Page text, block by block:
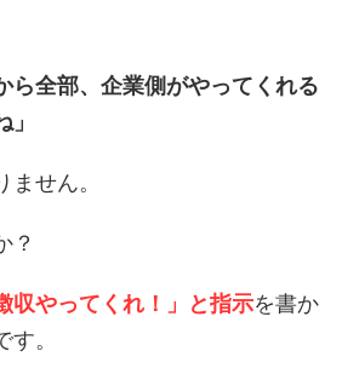
ら全部、企業側がやってくれる
せん。
？
収やってくれ！」と指示を書か
。